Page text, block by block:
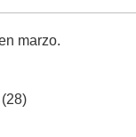
marzo.